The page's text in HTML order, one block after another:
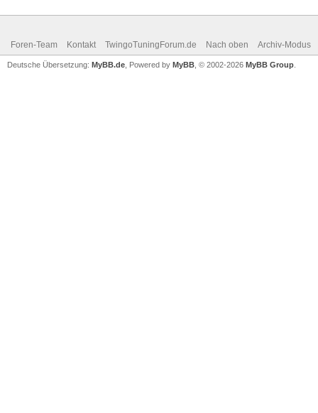
Foren-Team Kontakt TwingoTuningForum.de Nach oben Archiv-Modus
Deutsche Übersetzung: MyBB.de , Powered by MyBB , © 2002-2026 MyBB Group